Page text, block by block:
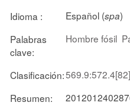
Idioma : Español (spa)
Palabras
clave:
Hombre fósil
Clasificación:569.9:572.4[82]
Resumen: